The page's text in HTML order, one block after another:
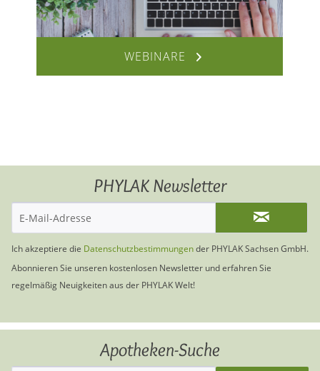
WEBINARE
PHYLAK Newsletter
Ich akzeptiere die Datenschutzbestimmungender PHYLAK Sachsen GmbH.
Abonnieren Sie unseren kostenlosen Newsletter und erfahren Sie
regelmäßig Neuigkeiten aus der PHYLAK Welt!
Apotheken-Suche